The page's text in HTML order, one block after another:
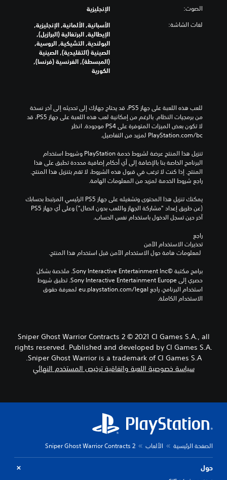
الصوت: الإنجليزية
لغات الشاشة:
الأسبانية, الألمانية, الإنجليزية,
الإيطالية, البرتغالية (البرازيل),
البولندية, التشيكية, الروسية,
الصينية (التقليدية), الصينية
(المبسطة), الفرنسية (فرنسا),
الكورية
‎PlayStation.com/bc لمزيد من التفاصيل.
راجع شروط الخدمة لمزيد من المعلومات الهامة.
آخر حين تسجل الدخول باستخدام نفس الحساب.
راجع
تحذيرات الاستخدام الآمن
الاستخدام الكاملة.
Sniper Ghost Warrior Contracts 2 © 2021 CI Games S.A., all
rights reserved. Published and developed by CI Games S.A.
Sniper Ghost Warrior is a trademark of CI Games S.A.
سياسة خصوصية اللعبة واتفاقية ترخيص المستخدم النهائي
الصفحة الرئيسية الألعاب Sniper Ghost Warrior Contracts 2
حول